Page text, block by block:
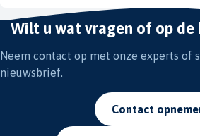
Wilt u wat vragen of op de
Neem contact op met onze experts of
nieuwsbrief.
Contact